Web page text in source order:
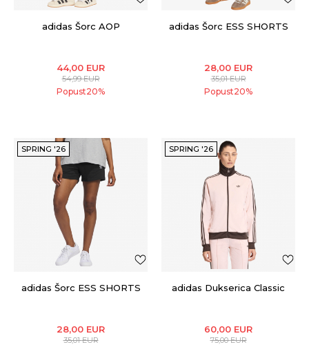
adidas Šorc AOP
44,00 EUR
54,99EUR
Popust20%
adidas Šorc ESS SHORTS
28,00 EUR
35,01EUR
Popust20%
SPRING '26
adidas Šorc ESS SHORTS
28,00 EUR
35,01EUR
SPRING '26
adidas Dukserica Classic
60,00 EUR
75,00EUR